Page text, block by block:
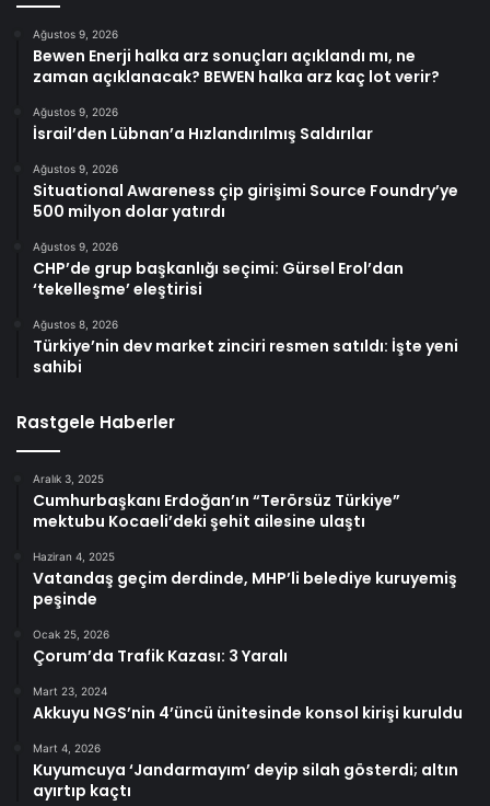
Ağustos 9, 2026
Bewen Enerji halka arz sonuçları açıklandı mı, ne
zaman açıklanacak? BEWEN halka arz kaç lot verir?
Ağustos 9, 2026
İsrail’den Lübnan’a Hızlandırılmış Saldırılar
Ağustos 9, 2026
Situational Awareness çip girişimi Source Foundry’ye
500 milyon dolar yatırdı
Ağustos 9, 2026
CHP’de grup başkanlığı seçimi: Gürsel Erol’dan
‘tekelleşme’ eleştirisi
Ağustos 8, 2026
Türkiye’nin dev market zinciri resmen satıldı: İşte yeni
sahibi
Rastgele Haberler
Aralık 3, 2025
Cumhurbaşkanı Erdoğan’ın “Terörsüz Türkiye”
mektubu Kocaeli’deki şehit ailesine ulaştı
Haziran 4, 2025
Vatandaş geçim derdinde, MHP’li belediye kuruyemiş
peşinde
Ocak 25, 2026
Çorum’da Trafik Kazası: 3 Yaralı
Mart 23, 2024
Akkuyu NGS’nin 4’üncü ünitesinde konsol kirişi kuruldu
Mart 4, 2026
Kuyumcuya ‘Jandarmayım’ deyip silah gösterdi; altın
ayırtıp kaçtı